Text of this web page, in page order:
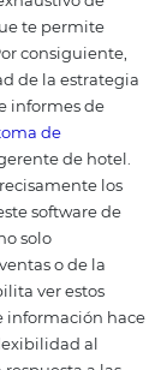
opciones de
número en
por
manager
sistemas de
ofrecen
que pueden
todo el mundo.
que los
ya que
a las
en el